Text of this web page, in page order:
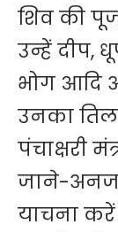
शिव की
उन्हें दीप,
भोग आदि
उनका
पंचाक्षरी
जाने-
याचना